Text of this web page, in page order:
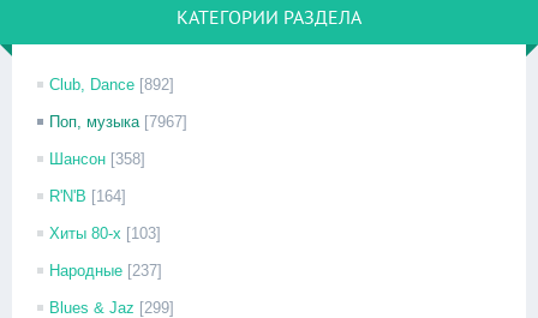
КАТЕГОРИИ РАЗДЕЛА
Club, Dance [892]
Поп, музыка [7967]
Шансон [358]
R'N'B [164]
Хиты 80-х [103]
Народные [237]
Blues & Jaz [299]